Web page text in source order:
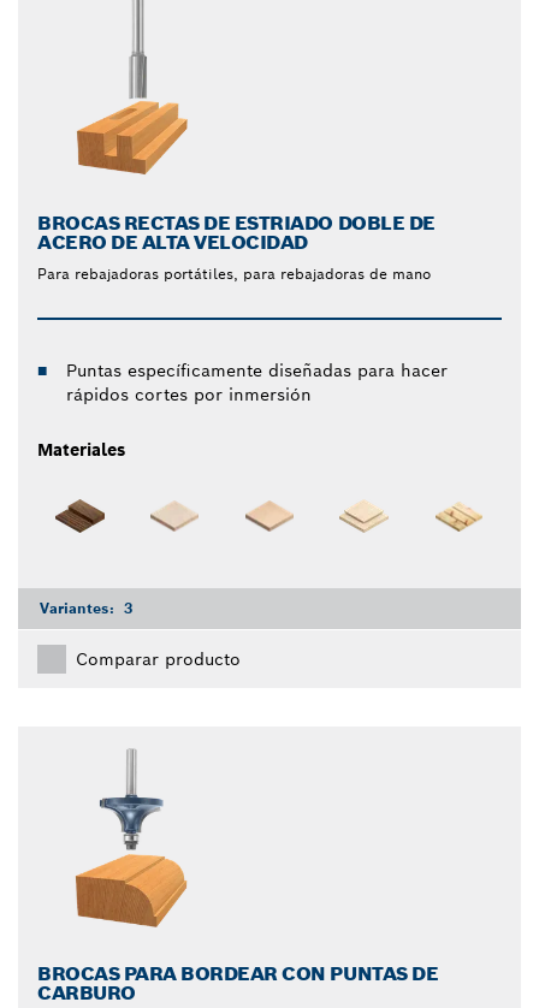
BROCAS RECTAS DE ESTRIADO DOBLE DE
ACERO DE ALTA VELOCIDAD
Para rebajadoras portátiles, para rebajadoras de mano
Puntas específicamente diseñadas para hacer
rápidos cortes por inmersión
Materiales
Variantes: 3
Comparar producto
BROCAS PARA BORDEAR CON PUNTAS DE
CARBURO